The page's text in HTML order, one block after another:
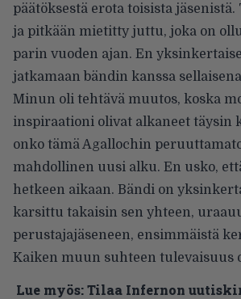
päätöksestä erota toisista jäsenistä.
ja pitkään mietitty juttu, joka on
parin vuoden ajan. En
jatkamaan bändin kanssa
Minun oli tehtävä muutos, koska
inspiraationi olivat alkaneet täysin
onko tämä Agallochin
mahdollinen uusi alku. En usko,
hetkeen aikaan. Bändi on
karsittu takaisin sen yhteen,
perustajajäseneen, ensimmäistä
Kaiken muun suhteen tulevaisuus
Lue myös:Tilaa Infernon